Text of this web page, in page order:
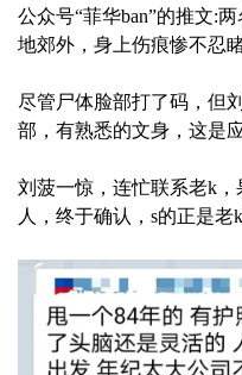
公众号“菲华ban”的推文:
地郊外，身上伤痕惨不忍
尽管尸体脸部打了码，但
部，有熟悉的文身，这是
刘菠一惊，连忙联系老k
人，终于确认，s的正是老